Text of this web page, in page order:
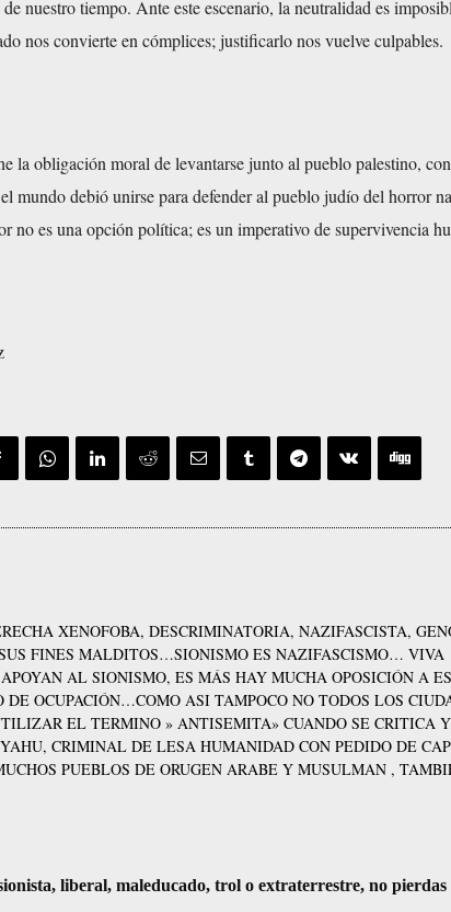
nuestro tiempo. Ante este escenario, la neutralidad es
nos convierte en cómplices; justificarlo nos vuelve culpables.
la obligación moral de levantarse junto al pueblo palestino,
mundo debió unirse para defender al pueblo judío del horror
no es una opción política; es un imperativo de supervivencia
XENOFOBA, DESCRIMINATORIA, NAZIFASCISTA,
FINES MALDITOS…SIONISMO ES NAZIFASCISMO… VIVA
AL SIONISMO, ES MÁS HAY MUCHA OPOSICIÓN A
OCUPACIÓN…COMO ASI TAMPOCO NO TODOS LOS
EL TERMINO » ANTISEMITA» CUANDO SE CRITICA Y
CRIMINAL DE LESA HUMANIDAD CON PEDIDO DE
PUEBLOS DE ORUGEN ARABE Y MUSULMAN ,
liberal, maleducado, trol o extraterrestre, no pierdas